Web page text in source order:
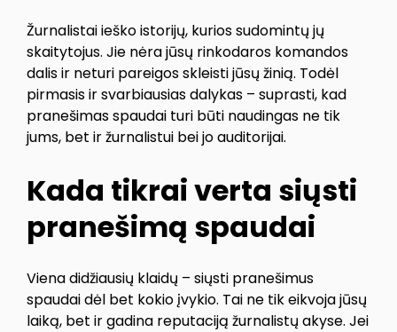
Žurnalistai ieško istorijų, kurios sudomintų jų
skaitytojus. Jie nėra jūsų rinkodaros komandos
dalis ir neturi pareigos skleisti jūsų žinią. Todėl
pirmasis ir svarbiausias dalykas – suprasti, kad
pranešimas spaudai turi būti naudingas ne tik
jums, bet ir žurnalistui bei jo auditorijai.
Kada tikrai verta siųsti
pranešimą spaudai
Viena didžiausių klaidų – siųsti pranešimus
spaudai dėl bet kokio įvykio. Tai ne tik eikvoja jūsų
laiką, bet ir gadina reputaciją žurnalistų akyse. Jei